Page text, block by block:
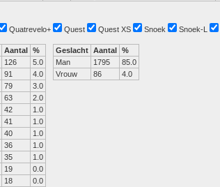
Quatrevelo+ Quest Quest XS Snoek Snoek-L
Aantal %
126
5.0
91
4.0
79
3.0
63
2.0
42
1.0
41
1.0
40
1.0
36
1.0
35
1.0
19
0.0
18
0.0
Geslacht Aantal %
Man
1795
85.0
Vrouw
86 4.0